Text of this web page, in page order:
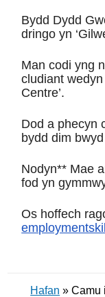
Bydd Dydd
dringo yn
Man codi yng
cludiant
Centre’.
Dod a phecyn
bydd dim
Nodyn** Mae
fod yn
Os hoffech
Hafan »Camu